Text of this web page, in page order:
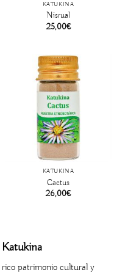
KATUKINA
Nisrual
25,00€
KATUKINA
Cactus
26,00€
patrimonio cultural y